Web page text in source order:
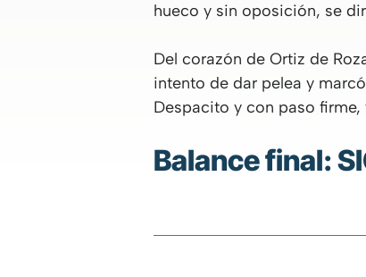
hueco y sin oposición, se
Del corazón de Ortiz de
intento de dar pelea y
Despacito y con paso firme,
Balance final: